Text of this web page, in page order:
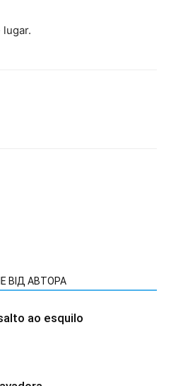
ВІД АВТОРА
ao esquilo